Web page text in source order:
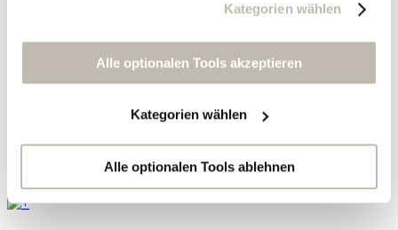
zu erstellen, um personalisierte Werbung auszuliefern,
Sie erneut mit Werbung anzusprechen sowie um unsere
Werbekampagnen auszuwerten ("Marketing").
Ihre Daten werden mit Dienstanbietern geteilt, die wir in
der Datenschutzerklärung genauer auflisten oder wenn
Sie auf "Kategorien wählen" klicken.
Indem Sie auf "Alle optionalen Tools akzeptieren" klicken,
Kategorien wählen
Alle optionalen Tools akzeptieren
Kategorien wählen
Alle optionalen Tools ablehnen